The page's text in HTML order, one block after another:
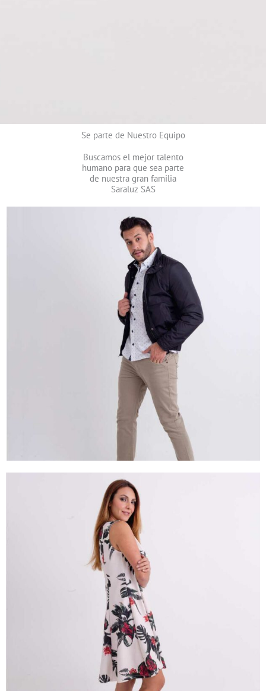
Se parte de Nuestro Equipo
Buscamos el mejor talento
humano para que sea parte
de nuestra gran familia
Saraluz SAS